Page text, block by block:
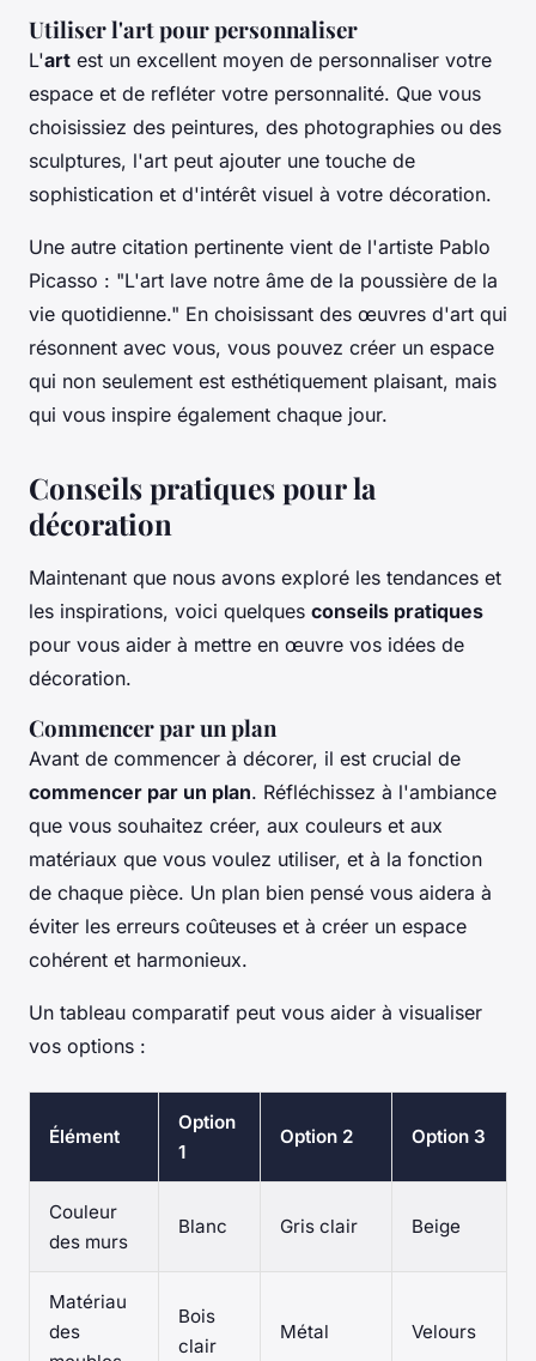
Utiliser l'art pour personnaliser
L'art est un excellent moyen de personnaliser votre
espace et de refléter votre personnalité. Que vous
choisissiez des peintures, des photographies ou des
sculptures, l'art peut ajouter une touche de
sophistication et d'intérêt visuel à votre décoration.
Une autre citation pertinente vient de l'artiste Pablo
Picasso : "L'art lave notre âme de la poussière de la
vie quotidienne." En choisissant des œuvres d'art qui
résonnent avec vous, vous pouvez créer un espace
qui non seulement est esthétiquement plaisant, mais
qui vous inspire également chaque jour.
Conseils pratiques pour la
décoration
Maintenant que nous avons exploré les tendances et
les inspirations, voici quelques conseils pratiques
pour vous aider à mettre en œuvre vos idées de
décoration.
Commencer par un plan
Avant de commencer à décorer, il est crucial de
commencer par un plan. Réfléchissez à l'ambiance
que vous souhaitez créer, aux couleurs et aux
matériaux que vous voulez utiliser, et à la fonction
de chaque pièce. Un plan bien pensé vous aidera à
éviter les erreurs coûteuses et à créer un espace
cohérent et harmonieux.
Un tableau comparatif peut vous aider à visualiser
vos options :
Élément
Option
1
Option 2 Option 3
Couleur
des murs
Blanc Gris clair Beige
Matériau
des
Bois
clair
Métal Velours